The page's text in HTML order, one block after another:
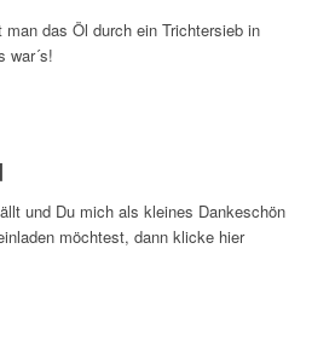
das Öl durch ein Trichtersieb in
war´s!
und Du mich als kleines Dankeschön
möchtest, dann klicke hier